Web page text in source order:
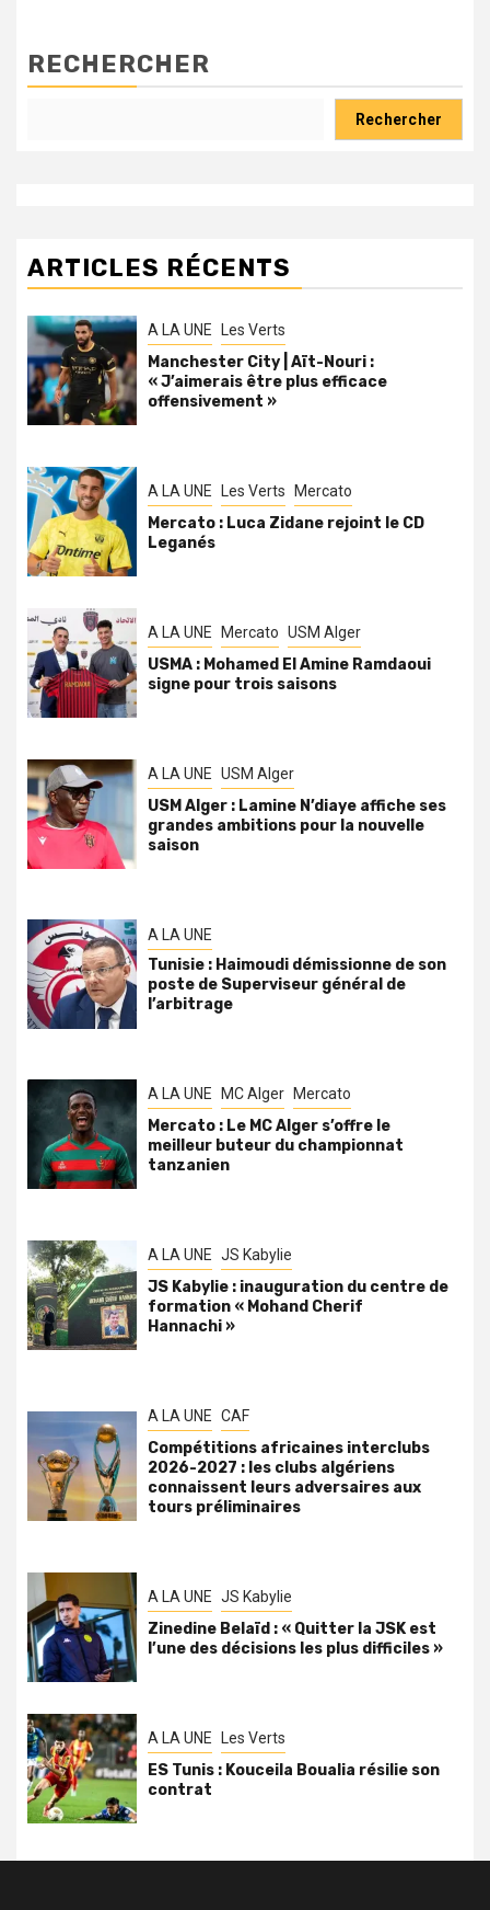
RECHERCHER
Rechercher
ARTICLES RÉCENTS
A LA UNE Les Verts
Manchester City | Aït-Nouri :
« J’aimerais être plus efficace
offensivement »
A LA UNE Les Verts Mercato
Mercato : Luca Zidane rejoint le CD
Leganés
A LA UNE Mercato USM Alger
USMA : Mohamed El Amine Ramdaoui
signe pour trois saisons
A LA UNE USM Alger
USM Alger : Lamine N’diaye affiche ses
grandes ambitions pour la nouvelle
saison
A LA UNE
Tunisie : Haimoudi démissionne de son
poste de Superviseur général de
l’arbitrage
A LA UNE MC Alger Mercato
Mercato : Le MC Alger s’offre le
meilleur buteur du championnat
tanzanien
A LA UNE JS Kabylie
JS Kabylie : inauguration du centre de
formation « Mohand Cherif
Hannachi »
A LA UNE CAF
Compétitions africaines interclubs
2026-2027 : les clubs algériens
connaissent leurs adversaires aux
tours préliminaires
A LA UNE JS Kabylie
Zinedine Belaïd : « Quitter la JSK est
l’une des décisions les plus difficiles »
A LA UNE Les Verts
ES Tunis : Kouceila Boualia résilie son
contrat